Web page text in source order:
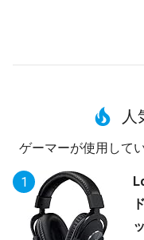
人
ゲーマーが使用して
1